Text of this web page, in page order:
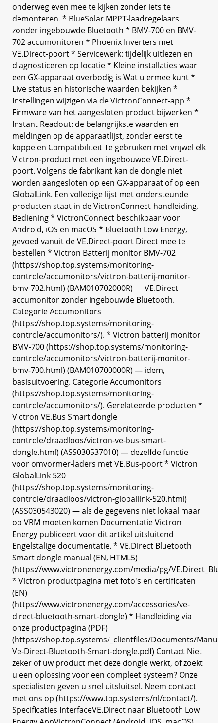
onderweg even mee te kijken zonder iets te
demonteren. * BlueSolar MPPT-laadregelaars
zonder ingebouwde Bluetooth * BMV-700 en BMV-
702 accumonitoren * Phoenix Inverters met
VE.Direct-poort * Servicewerk: tijdelijk uitlezen en
diagnosticeren op locatie * Kleine installaties waar
een GX-apparaat overbodig is Wat u ermee kunt *
Live status en historische waarden bekijken *
Instellingen wijzigen via de VictronConnect-app *
Firmware van het aangesloten product bijwerken *
Instant Readout: de belangrijkste waarden en
meldingen op de apparaatlijst, zonder eerst te
koppelen Compatibiliteit Te gebruiken met vrijwel elk
Victron-product met een ingebouwde VE.Direct-
poort. Volgens de fabrikant kan de dongle niet
worden aangesloten op een GX-apparaat of op een
GlobalLink. Een volledige lijst met ondersteunde
producten staat in de VictronConnect-handleiding.
Bediening * VictronConnect beschikbaar voor
Android, iOS en macOS * Bluetooth Low Energy,
gevoed vanuit de VE.Direct-poort Direct mee te
bestellen * Victron Batterij monitor BMV-702
(https://shop.top.systems/monitoring-
controle/accumonitors/victron-batterij-monitor-
bmv-702.html) (BAM010702000R) — VE.Direct-
accumonitor zonder ingebouwde Bluetooth.
Categorie Accumonitors
(https://shop.top.systems/monitoring-
controle/accumonitors/). * Victron batterij monitor
BMV-700 (https://shop.top.systems/monitoring-
controle/accumonitors/victron-batterij-monitor-
bmv-700.html) (BAM010700000R) — idem,
basisuitvoering. Categorie Accumonitors
(https://shop.top.systems/monitoring-
controle/accumonitors/). Gerelateerde producten *
Victron VE.Bus Smart dongle
(https://shop.top.systems/monitoring-
controle/draadloos/victron-ve-bus-smart-
dongle.html) (ASS030537010) — dezelfde functie
voor omvormer-laders met VE.Bus-poort * Victron
GlobalLink 520
(https://shop.top.systems/monitoring-
controle/draadloos/victron-globallink-520.html)
(ASS030543020) — als de gegevens niet lokaal maar
op VRM moeten komen Documentatie Victron
Energy publiceert voor dit artikel uitsluitend
Engelstalige documentatie. * VE.Direct Bluetooth
Smart dongle manual (EN, HTML5)
(https://www.victronenergy.com/media/pg/
* Victron productpagina met foto's en certificaten
(EN)
(https://www.victronenergy.com/accessories/ve-
direct-bluetooth-smart-dongle) * Handleiding via
onze productpagina (PDF)
(https://shop.top.systems/_clientfiles/Documents/
Ve-Direct-Bluetooth-Smart-dongle.pdf) Contact Niet
zeker of uw product met deze dongle werkt, of zoekt
u een oplossing voor een compleet systeem? Onze
specialisten geven u snel uitsluitsel. Neem contact
met ons op (https://www.top.systems/nl/contact/).
Specificaties InterfaceVE.Direct naar Bluetooth Low